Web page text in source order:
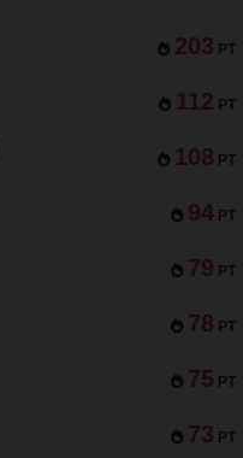
203 PT
112 PT
108 PT
94 PT
79 PT
78 PT
75 PT
73 PT